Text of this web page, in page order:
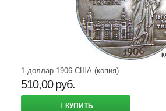
1 доллар 1906 США (копия)
510,00 руб.
КУПИТЬ